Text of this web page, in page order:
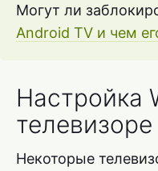
Могут ли
Android TV и чем
Настройка
телевизоре
Некоторые